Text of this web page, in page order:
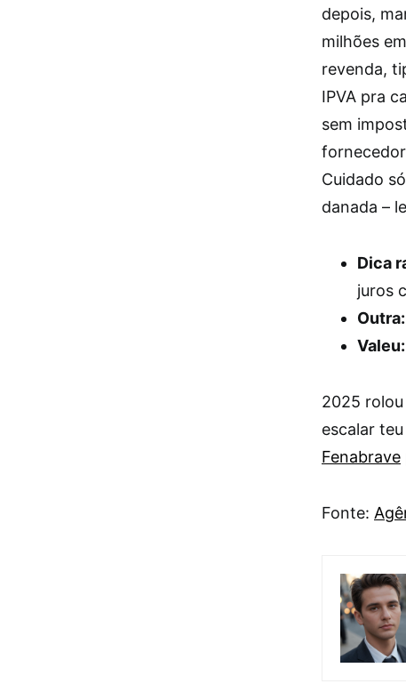
depois,
milhões
revenda,
IPVA pra
sem
Cuidado
danada –
Dica
juros
Outra:
Valeu:
2025
escalar
Fenabrave
Fonte: